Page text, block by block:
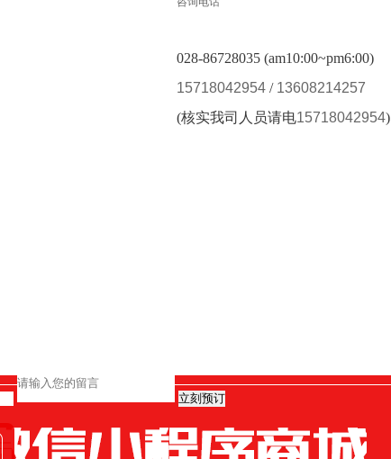
028-86728035 (am10:00~pm6:00)
15718042954/ 13608214257
(核实我司人员请电15718042954)
立刻预订